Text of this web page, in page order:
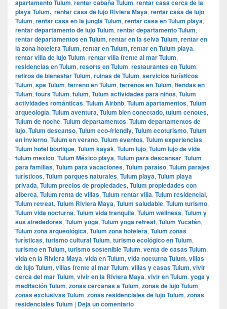
apartamento Tulum, rentar cabaña Tulum, rentar casa cerca de la
playa Tulum., rentar casa de lujo Riviera Maya, rentar casa de lujo
Tulum, rentar casa en la jungla Tulum, rentar casa en Tulum playa,
rentar departamento de lujo Tulum, rentar departamento Tulum,
rentar departamentos en Tulum, rentar en la selva Tulum, rentar en
la zona hotelera Tulum, rentar en Tulum, rentar en Tulum playa,
rentar villa de lujo Tulum, rentar villa frente al mar Tulum,
residencias en Tulum, resorts en Tulum, restaurantes en Tulum,
retiros de bienestar Tulum, ruinas de Tulum, servicios turísticos
Tulum, spa Tulum, terreno en Tulum, terrenos en Tulum, tiendas en
Tulum, tours Tulum, tulum, Tulum actividades para niños, Tulum
actividades románticas, Tulum Airbnb, Tulum apartamentos, Tulum
arqueología, Tulum aventura, Tulum bien conectado, tulum cenotes,
Tulum de noche, Tulum departamentos, Tulum departamentos de
lujo, Tulum descanso, Tulum eco-friendly, Tulum ecoturismo, Tulum
en invierno, Tulum en verano, Tulum eventos, Tulum experiencias,
Tulum hotel boutique, Tulum kayak, Tulum lujo, Tulum lujo de vida,
tulum mexico, Tulum México playa, Tulum para descansar, Tulum
para familias, Tulum para vacaciones, Tulum paraíso, Tulum parajes
turísticos, Tulum parques naturales, Tulum playa, Tulum playa
privada, Tulum precios de propiedades, Tulum propiedades con
alberca, Tulum renta de villas, Tulum rentar villa, Tulum residencial,
Tulum retreat, Tulum Riviera Maya, Tulum saludable, Tulum turismo,
Tulum vida nocturna, Tulum vida tranquila, Tulum wellness, Tulum y
sus alrededores, Tulum yoga, Tulum yoga retreat, Tulum Yucatán,
Tulum zona arqueológica, Tulum zona hotelera, Tulum zonas
turísticas, turismo cultural Tulum, turismo ecológico en Tulum,
turismo en Tulum, turismo sostenible Tulum, venta de casas Tulum,
vida en la Riviera Maya, vida en Tulum, vida nocturna Tulum, villas
de lujo Tulum, villas frente al mar Tulum, villas y casas Tulum, vivir
cerca del mar Tulum, vivir en la Riviera Maya, vivir en Tulum, yoga y
meditación Tulum, zonas cercanas a Tulum, zonas de lujo Tulum,
zonas exclusivas Tulum, zonas residenciales de lujo Tulum, zonas
residenciales Tulum | Deja un comentario